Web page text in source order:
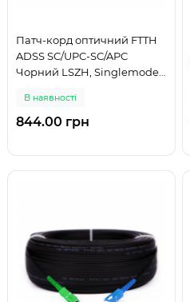
Патч-корд оптичний FTTH
ADSS SC/UPC-SC/APC
Чорний LSZH, Singlemode
В наявності
844.00 грн